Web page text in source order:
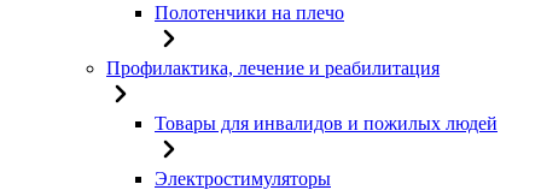
Полотенчики на плечо
Профилактика, лечение и реабилитация
Товары для инвалидов и пожилых людей
Электростимуляторы